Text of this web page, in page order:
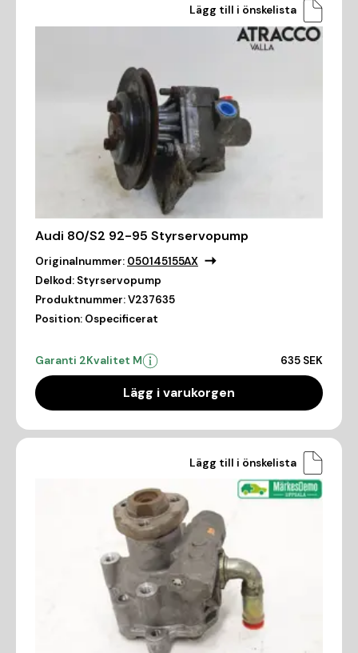
Lägg till i önskelista
Audi 80/S2 92-95 Styrservopump
Originalnummer: 050145155AX
Delkod: Styrservopump
Produktnummer:V237635
Position: Ospecificerat
Garanti 2Kvalitet M 635 SEK
Lägg i varukorgen
Lägg till i önskelista